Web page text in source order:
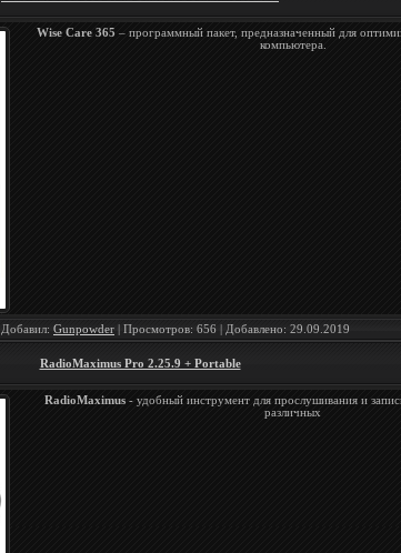
Wise Care 365 – программный пакет, предназначенный для
компьютера.
Добавил: Gunpowder | Просмотров: 656 | Добавлено: 29.09.2019
RadioMaximus Pro 2.25.9 + Portable
RadioMaximus - удобный инструмент для прослушивания и
различных